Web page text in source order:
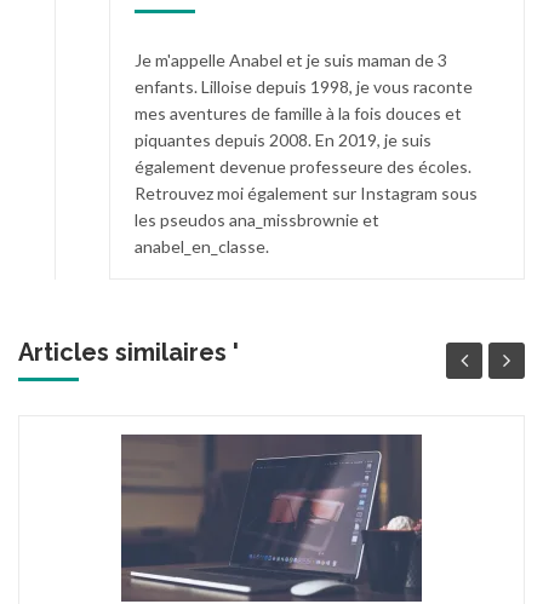
Je m'appelle Anabel et je suis maman de 3
enfants. Lilloise depuis 1998, je vous raconte
mes aventures de famille à la fois douces et
piquantes depuis 2008. En 2019, je suis
également devenue professeure des écoles.
Retrouvez moi également sur Instagram sous
les pseudos ana_missbrownie et
anabel_en_classe.
Articles similaires '